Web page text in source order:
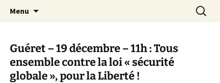
Le site du Collectif Stop Mines
23
Menu
Guéret – 19 décembre – 11h : Tous
ensemble contre la loi « sécurité
globale », pour la Liberté !